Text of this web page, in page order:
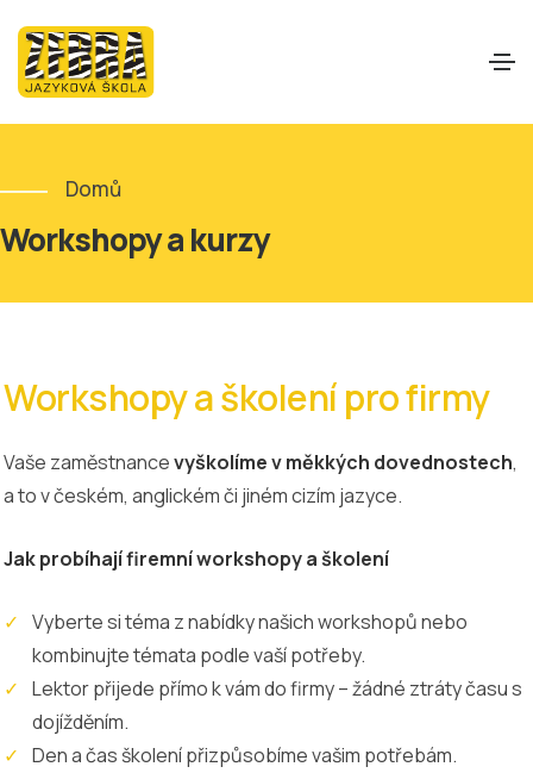
Domů
Workshopy a kurzy
Workshopy a školení pro firmy
Vaše zaměstnancevyškolíme v měkkých dovednostech,
a to v českém, anglickém či jiném cizím jazyce.
Jak probíhají firemní workshopy a školení
Vyberte si téma z nabídky našich workshopů nebo
kombinujte témata podle vaší potřeby.
Lektor přijede přímo k vám do firmy – žádné ztráty času s
dojížděním.
Den a čas školení přizpůsobíme vašim potřebám.